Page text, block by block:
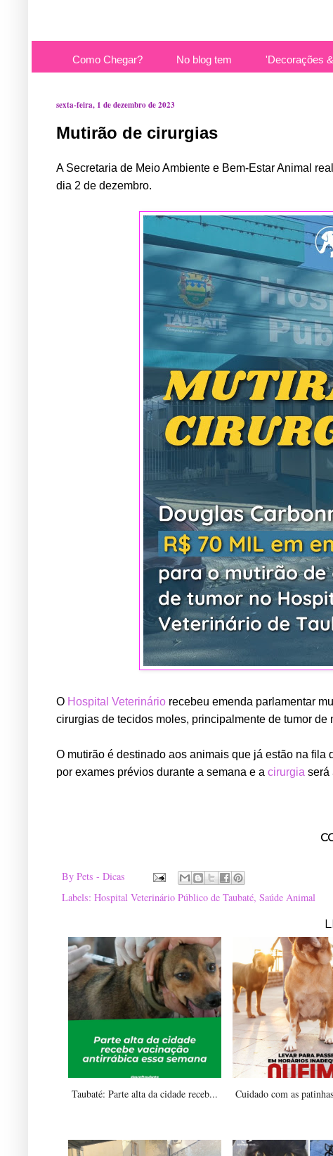
Como Chegar? No blog tem 'Decorações
sexta-feira, 1 de dezembro de 2023
Mutirão de cirurgias
A Secretaria de Meio Ambiente e Bem-Estar Animal
dia 2 de dezembro.
O Hospital Veterinário recebeu emenda parlamentar
cirurgias de tecidos moles, principalmente de tumor de
O mutirão é destinado aos animais que já estão na
por exames prévios durante a semana e a cirurgia será
By Pets - Dicas
Labels: Hospital Veterinário Público de Taubaté, Saúde Animal
Taubaté: Parte alta da cidade receb... Cuidado com as